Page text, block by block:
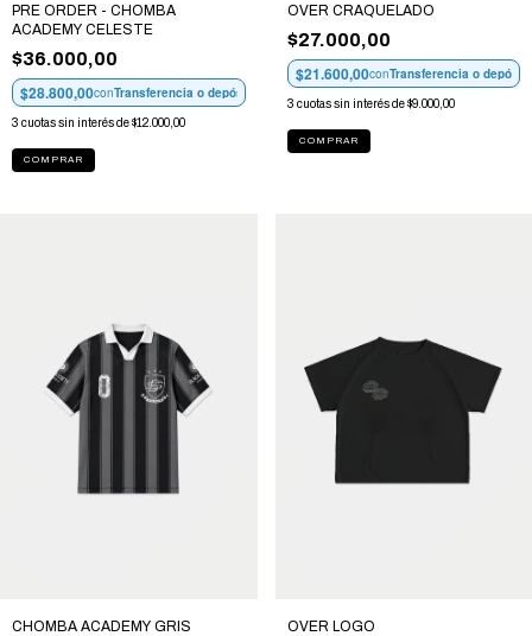
PRE ORDER - CHOMBA
ACADEMY CELESTE
$36.000,00
$28.800,00conTransferencia o depósito
3 cuotas sin interés de$12.000,00
COMPRAR
OVER CRAQUELADO
$27.000,00
$21.600,00conTransferencia o depósito
3 cuotas sin interés de$9.000,00
COMPRAR
CHOMBA ACADEMY GRIS OVER LOGO